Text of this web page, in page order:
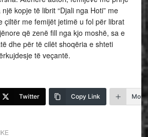
kopje të librit “Djali nga Hoti” me
çiltër me femijët jetimë u fol për librat
që zenë fill nga kjo moshë, sa e
dhe për të cilët shoqëria e shteti
të veçantë.
Twitter Copy Link More